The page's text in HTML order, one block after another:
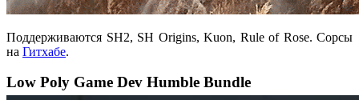
Поддерживаются SH2, SH Origins, Kuon, Rule of Rose. Сорсы
на Гитхабе.
Low Poly Game Dev Humble Bundle